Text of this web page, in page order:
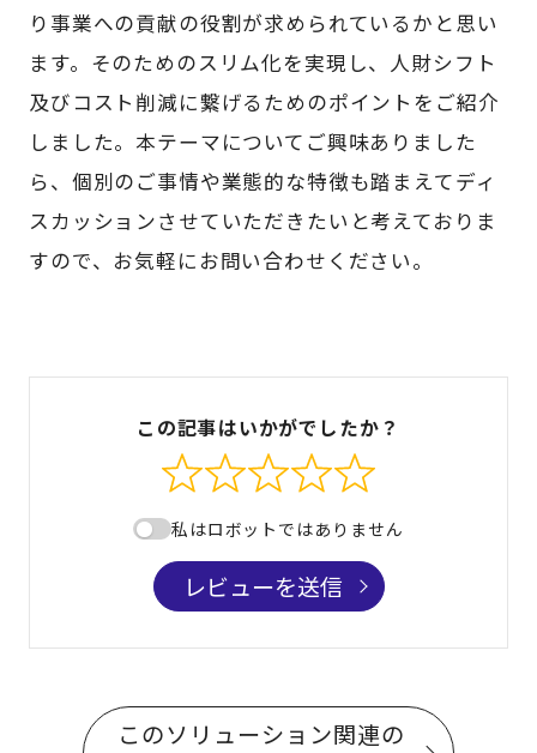
り事業への貢献の役割が求められているかと思い
ます。そのためのスリム化を実現し、人財シフト
及びコスト削減に繋げるためのポイントをご紹介
しました。本テーマについてご興味ありました
ら、個別のご事情や業態的な特徴も踏まえてディ
スカッションさせていただきたいと考えておりま
すので、お気軽にお問い合わせください。
この記事はいかがでしたか？
私はロボットではありません
レビューを送信
このソリューション関連の